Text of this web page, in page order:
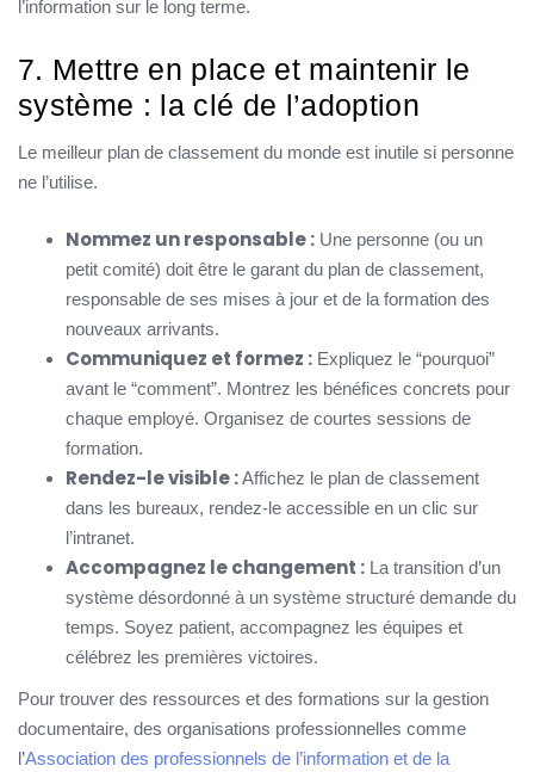
l’information sur le long terme.
7. Mettre en place et maintenir le
système : la clé de l’adoption
Le meilleur plan de classement du monde est inutile si personne
ne l’utilise.
Nommez un responsable : Une personne (ou un
petit comité) doit être le garant du plan de classement,
responsable de ses mises à jour et de la formation des
nouveaux arrivants.
Communiquez et formez : Expliquez le “pourquoi”
avant le “comment”. Montrez les bénéfices concrets pour
chaque employé. Organisez de courtes sessions de
formation.
Rendez-le visible :Affichez le plan de classement
dans les bureaux, rendez-le accessible en un clic sur
l’intranet.
Accompagnez le changement : La transition d’un
système désordonné à un système structuré demande du
temps. Soyez patient, accompagnez les équipes et
célébrez les premières victoires.
Pour trouver des ressources et des formations sur la gestion
documentaire, des organisations professionnelles comme
l’Association des professionnels de l’information et de la